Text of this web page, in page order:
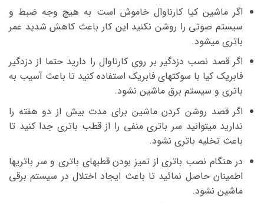
اگر ماشین کیا کارناوال خاموش است به هیچ وجه ضبط و
سیستم صوتی را روشن نکنید این کار باعث کاهش شدید عمر
باتری میشود.
اگر قصد نصب دزدگیر بر روی کارناوال را دارید حتما از دزدگیر
فابریک کیا با سوکتهای فابریک استفاده کنید تا باعث آسیب به
باتری و سیستم برق ماشین نشود.
اگر قصد روشن کردن ماشین برای مدت بیش از دو هفته را
ندارید میتوانید سر باتری منفی را از قطب باتری جدا کنید تا
باعث تخلیه باتری نشود.
در هنگام نصب باتری از تمیز بودن قطبهای باتری و سر باتریها
اطمینان حاصل نمائید تا باعث ایجاد اختلال در سیستم برقی
ماشین نشود.